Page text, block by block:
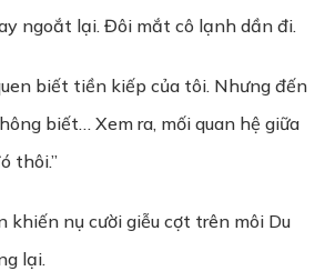
ngoắt lại. Đôi mắt cô lạnh dần đi.
biết tiền kiếp của tôi. Nhưng đến
biết… Xem ra, mối quan hệ giữa
thôi.”
khiến nụ cười giễu cợt trên môi Du
lại.